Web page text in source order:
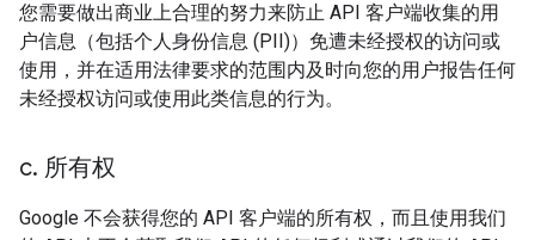
您需要做出商业上合理的努力来防止 API 客户端收集的用
户信息（包括个人身份信息 (PII)）免遭未经授权的访问或
使用，并在适用法律要求的范围内及时向您的用户报告任何
未经授权访问或使用此类信息的行为。
c. 所有权
Google 不会获得您的 API 客户端的所有权，而且使用我们